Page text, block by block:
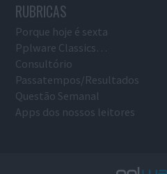
RUBRICAS
Porque hoje é sexta
Pplware Classics…
Consultório
Passatempos/Resultados
Questão Semanal
Apps dos nossos leitores